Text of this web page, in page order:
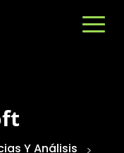
Y Análisis